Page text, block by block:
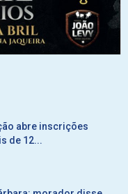
abre inscrições
de 12...